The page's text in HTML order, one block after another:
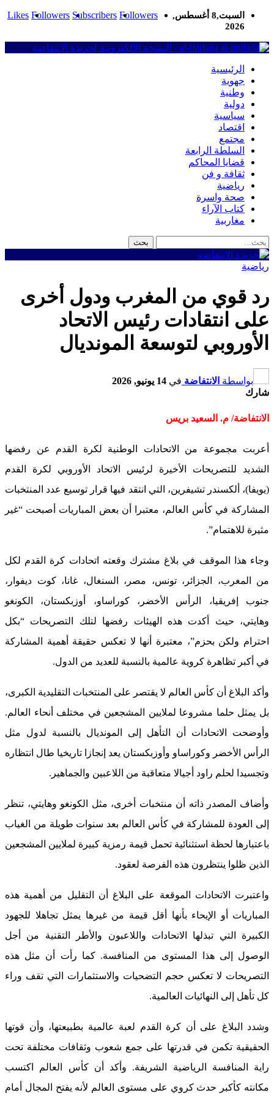
Likes Followers Subscribers Followers
السبت,8 أغسطس,
2026
al-intifada - النسخة الإلكترونية لجريدة الانتفاضة
الرئيسية
جهوية
وطنية
دولية
سياسية
اقتصاد
مجتمع
السلطة الرابعة
قضايا المحاكم
ثقافة و فن
رياضية
صحة واسرة
كتاب الآراء
مغاربية
رياضية
رد قوي من المغرب ودول أخرى
على انتقادات رئيس الاتحاد
الأوروبي لتوسعة المونديال
بواسطة الانتفاضة في 14 يونيو, 2026
شارك
الانتفاضة/ م. السعيد بريس
أعربت مجموعة من الاتحادات الوطنية لكرة القدم عن رفضها
الشديد للتصريحات الأخيرة لرئيس الاتحاد الأوروبي لكرة القدم
(يويفا)، ألكسندر تشيفرين، التي انتقد فيها قرار توسيع عدد المنتخبات
المشاركة في كأس العالم، معتبرا أن بعض المباريات أصبحت “غير
مثيرة للاهتمام”.
وجاء هذا الموقف في بلاغ مشترك وقعته اتحادات كرة القدم لكل
من المغرب، الجزائر، تونس، مصر، السنغال، غانا، كوت ديفوار،
جنوب إفريقيا، الرأس الأخضر، كوراساو، أوزبكستان، الكونغو
وهايتي، حيث أكدت هذه الهيئات رفضها لتلك التصريحات “بكل
احترام ولكن بحزم”، معتبرة أنها لا تعكس حقيقة أهمية المشاركة
في أكبر تظاهرة كروية عالمية بالنسبة للعديد من الدول.
وأكد البلاغ أن كأس العالم لا يقتصر على المنتخبات التقليدية الكبرى،
بل يمثل حلما مشروعا لملايين المشجعين في مختلف أنحاء العالم.
وأوضحت الاتحادات أن التأهل إلى المونديال بالنسبة لدول مثل
الرأس الأخضر وكوراساو وأوزبكستان يعد إنجازا تاريخيا طال انتظاره
وتجسيدا لحلم راود أجيالا متعاقبة من اللاعبين والجماهير.
وأضاف المصدر ذاته أن منتخبات أخرى، مثل الكونغو وهايتي، تنظر
إلى العودة للمشاركة في كأس العالم بعد سنوات طويلة من الغياب
باعتبارها لحظة استثنائية تحمل قيمة رمزية كبيرة لملايين المشجعين
الذين ظلوا ينتظرون هذه الفرصة لعقود.
واعتبرت الاتحادات الموقعة على البلاغ أن التقليل من أهمية هذه
المباريات أو الإيحاء بأنها أقل قيمة من غيرها يمثل تجاهلا للجهود
الكبيرة التي تبذلها الاتحادات واللاعبون والأطر التقنية من أجل
الوصول إلى هذا المستوى من المنافسة. كما رأت أن مثل هذه
التصريحات لا تعكس حجم التضحيات والاستثمارات التي تقف وراء
كل تأهل إلى النهائيات العالمية.
وشدد البلاغ على أن كرة القدم لعبة عالمية بطبيعتها، وأن قوتها
الحقيقية تكمن في قدرتها على جمع شعوب وثقافات مختلفة تحت
راية المنافسة الرياضية الشريفة. وأكد أن كأس العالم اكتسب
مكانته كأكبر حدث كروي على مستوى العالم لأنه يفتح المجال أمام